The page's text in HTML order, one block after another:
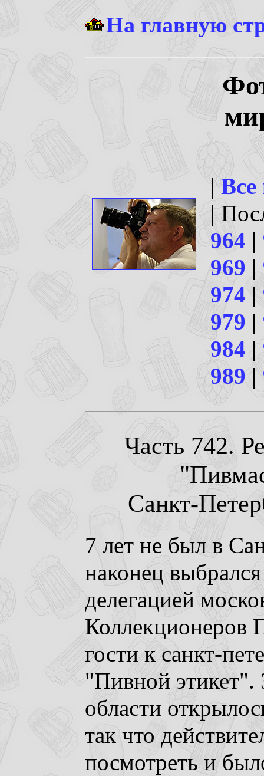
На главную
|
|
964 |
969 |
974|
979 |
984 |
989|
Часть 742.
Санкт-
7 лет не был в
наконец
делегацией
Коллекционеров
гости к санкт-
"Пивной этикет".
области
так что
посмотреть и